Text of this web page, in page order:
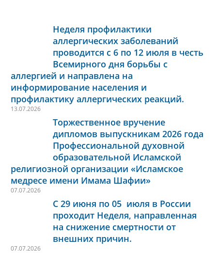
Неделя профилактики
аллергических заболеваний
проводится с 6 по 12 июля в честь
Всемирного дня борьбы с
аллергией и направлена на
информирование населения и
профилактику аллергических реакций.
13.07.2026
Торжественное вручение
дипломов выпускникам 2026 года
Профессиональной духовной
образовательной Исламской
религиозной организации «Исламское
медресе имени Имама Шафии»
07.07.2026
С 29 июня по 05 июля в России
проходит Неделя, направленная
на снижение смертности от
внешних причин.
07.07.2026